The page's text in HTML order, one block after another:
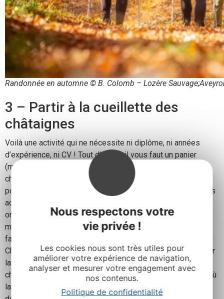
Nous respectons votre
vie privée !
Les cookies nous sont très utiles pour
améliorer votre expérience de navigation,
analyser et mesurer votre engagement avec
nos contenus.
Politique de confidentialité
Randonnée en automne © B. Colomb – Lozère
3 – Partir à la cueillette des
châtaignes
Voilà une activité qui ne nécessite ni diplôme, ni années
d’expérience, ni CV ! Tout d’abord, il vous faut un panier
(même celui de pique-nique fera l’affaire), de bonnes
chaussures (celles de la rando, tant qu’à faire). C’est parti
pour une chasse aux trésors version automnale. Les enfants
adorent. Et pour cause : c’est le seul moment de l’année où
on les autorise officiellement à fouiller dans les feuilles
mortes ! Pour les passionnés de ce fruit roi de l’automne,
faites un détour par Rignac, où le Conservatoire Régional du
Châtaignier veille sur notre patrimoine arboricole comme sur
la prunelle de ses yeux. Ces gardiens du temple de la
châtaigne vous accueillent dans leur boutique gourmande, où
la crème de marron, nature ou vanillée, vous fera